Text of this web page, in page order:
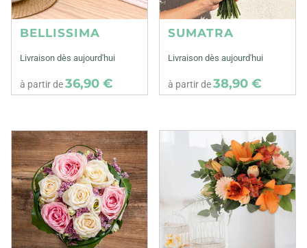
BELLISSIMA
Livraison dès aujourd'hui
à partir de36,90 €
SUMATRA
Livraison dès aujourd'hui
à partir de38,90 €